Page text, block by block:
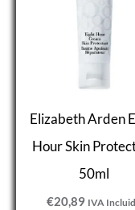
Elizabeth Arden
Hour Skin
50ml
€20,89 IVA